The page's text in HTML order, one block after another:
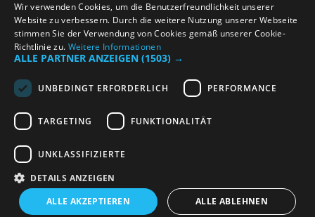
ZAHLUNGSARTEN
Kreditkarte
Paypal
Sofortüberweisung
5 Tages Kennzeichen Versicherung
© 2013-2026 Versicherung Kurzzeitkennzeichen.
Alle Inhalte unterliegen unserem
Copyright.
Wir verwenden Cookies, um die Benutzerfreundlichkeit unserer
Website zu verbessern. Durch die weitere Nutzung unserer Webseite
stimmen Sie der Verwendung von Cookies gemäß unserer Cookie-
Richtlinie zu. Weitere Informationen
ALLE PARTNER ANZEIGEN (1503) →
UNBEDINGT ERFORDERLICH PERFORMANCE
TARGETING FUNKTIONALITÄT
UNKLASSIFIZIERTE
DETAILS ANZEIGEN
ALLE AKZEPTIEREN
ALLE ABLEHNEN